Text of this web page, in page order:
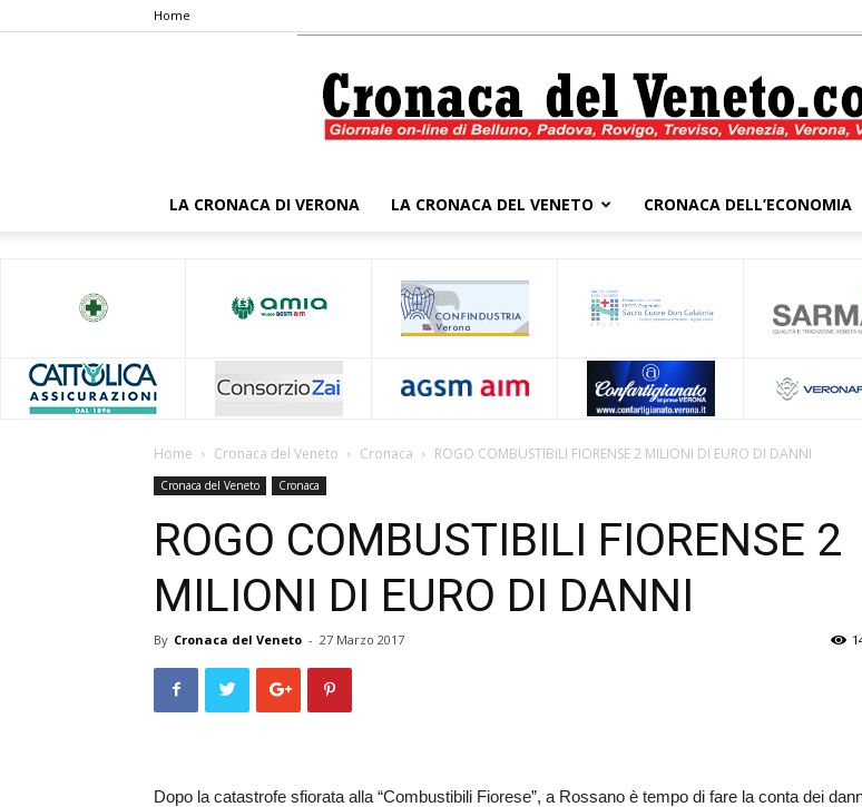
Home
Veneto
LA CRONACA DI VERONA LA CRONACA DEL VENETO CRONACA DELL’ECONOMIA
Home Cronaca del Veneto Cronaca ROGO COMBUSTIBILI FIORENSE 2 MILIONI DI EURO DI DANNI
Cronaca del Veneto Cronaca
ROGO COMBUSTIBILI FIORENSE 2
MILIONI DI EURO DI DANNI
By Cronaca del Veneto - 27 Marzo 2017
Dopo la catastrofe sfiorata alla “Combustibili Fiorese”, a Rossano è tempo di fare la conta dei